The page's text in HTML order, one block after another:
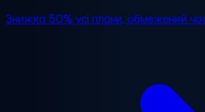
Знижка 50% усі плани, обмежений